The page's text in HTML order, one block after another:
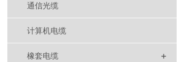
通信光缆
计算机电缆
橡套电缆 +